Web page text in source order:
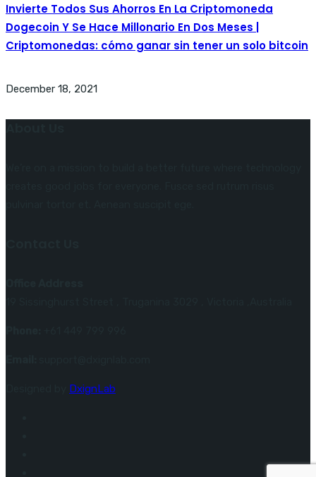
Invierte Todos Sus Ahorros En La Criptomoneda
Dogecoin Y Se Hace Millonario En Dos Meses |
Criptomonedas: cómo ganar sin tener un solo bitcoin
December 18, 2021
DxignLab